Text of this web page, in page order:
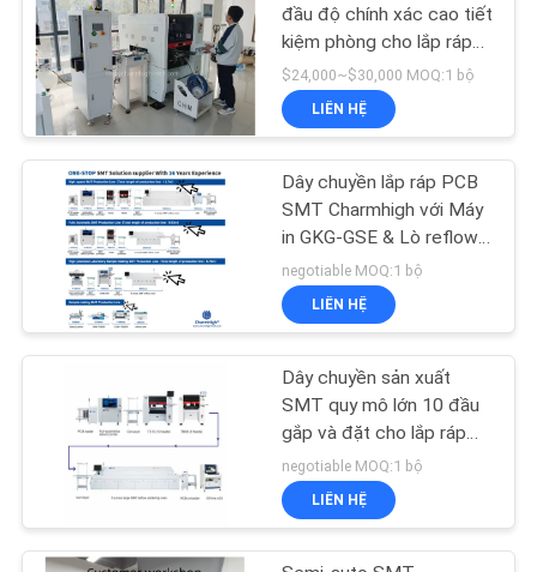
LIÊN
HỆ
VỚI
CHÚNG
TỨC
SHOPPING
Bộ nạp SMT
21
Máy SMT nhỏ
21
đầu độ chính xác cao tiết
kiệm phòng cho lắp ráp
PCB hiệu quả
$24,000~$30,000 MOQ:1 bộ
LIÊN HỆ
Dây chuyền lắp ráp PCB
SMT Charmhigh với Máy
in GKG-GSE & Lò reflow
8 vùng
negotiable MOQ:1 bộ
LIÊN HỆ
Dây chuyền sản xuất
SMT quy mô lớn 10 đầu
gắp và đặt cho lắp ráp
PCB trong ngành công
nghiệp điện tử
negotiable MOQ:1 bộ
LIÊN HỆ